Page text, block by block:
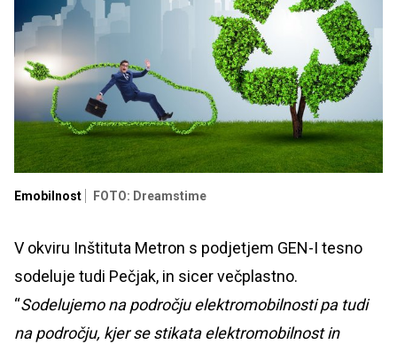
Emobilnost FOTO: Dreamstime
V okviru Inštituta Metron s podjetjem GEN-I tesno
sodeluje tudi Pečjak, in sicer večplastno.
“Sodelujemo na področju elektromobilnosti pa tudi
na področju, kjer se stikata elektromobilnost in